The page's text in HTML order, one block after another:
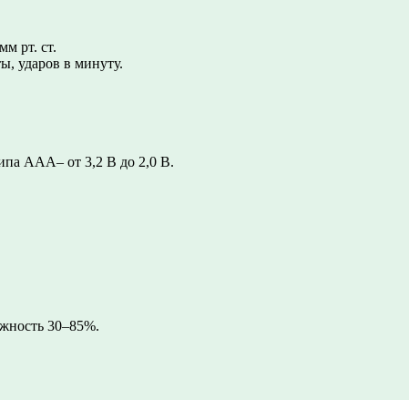
рт. ст.
ударов в минуту.
ААА– от 3,2 В до 2,0 В.
30–85%.